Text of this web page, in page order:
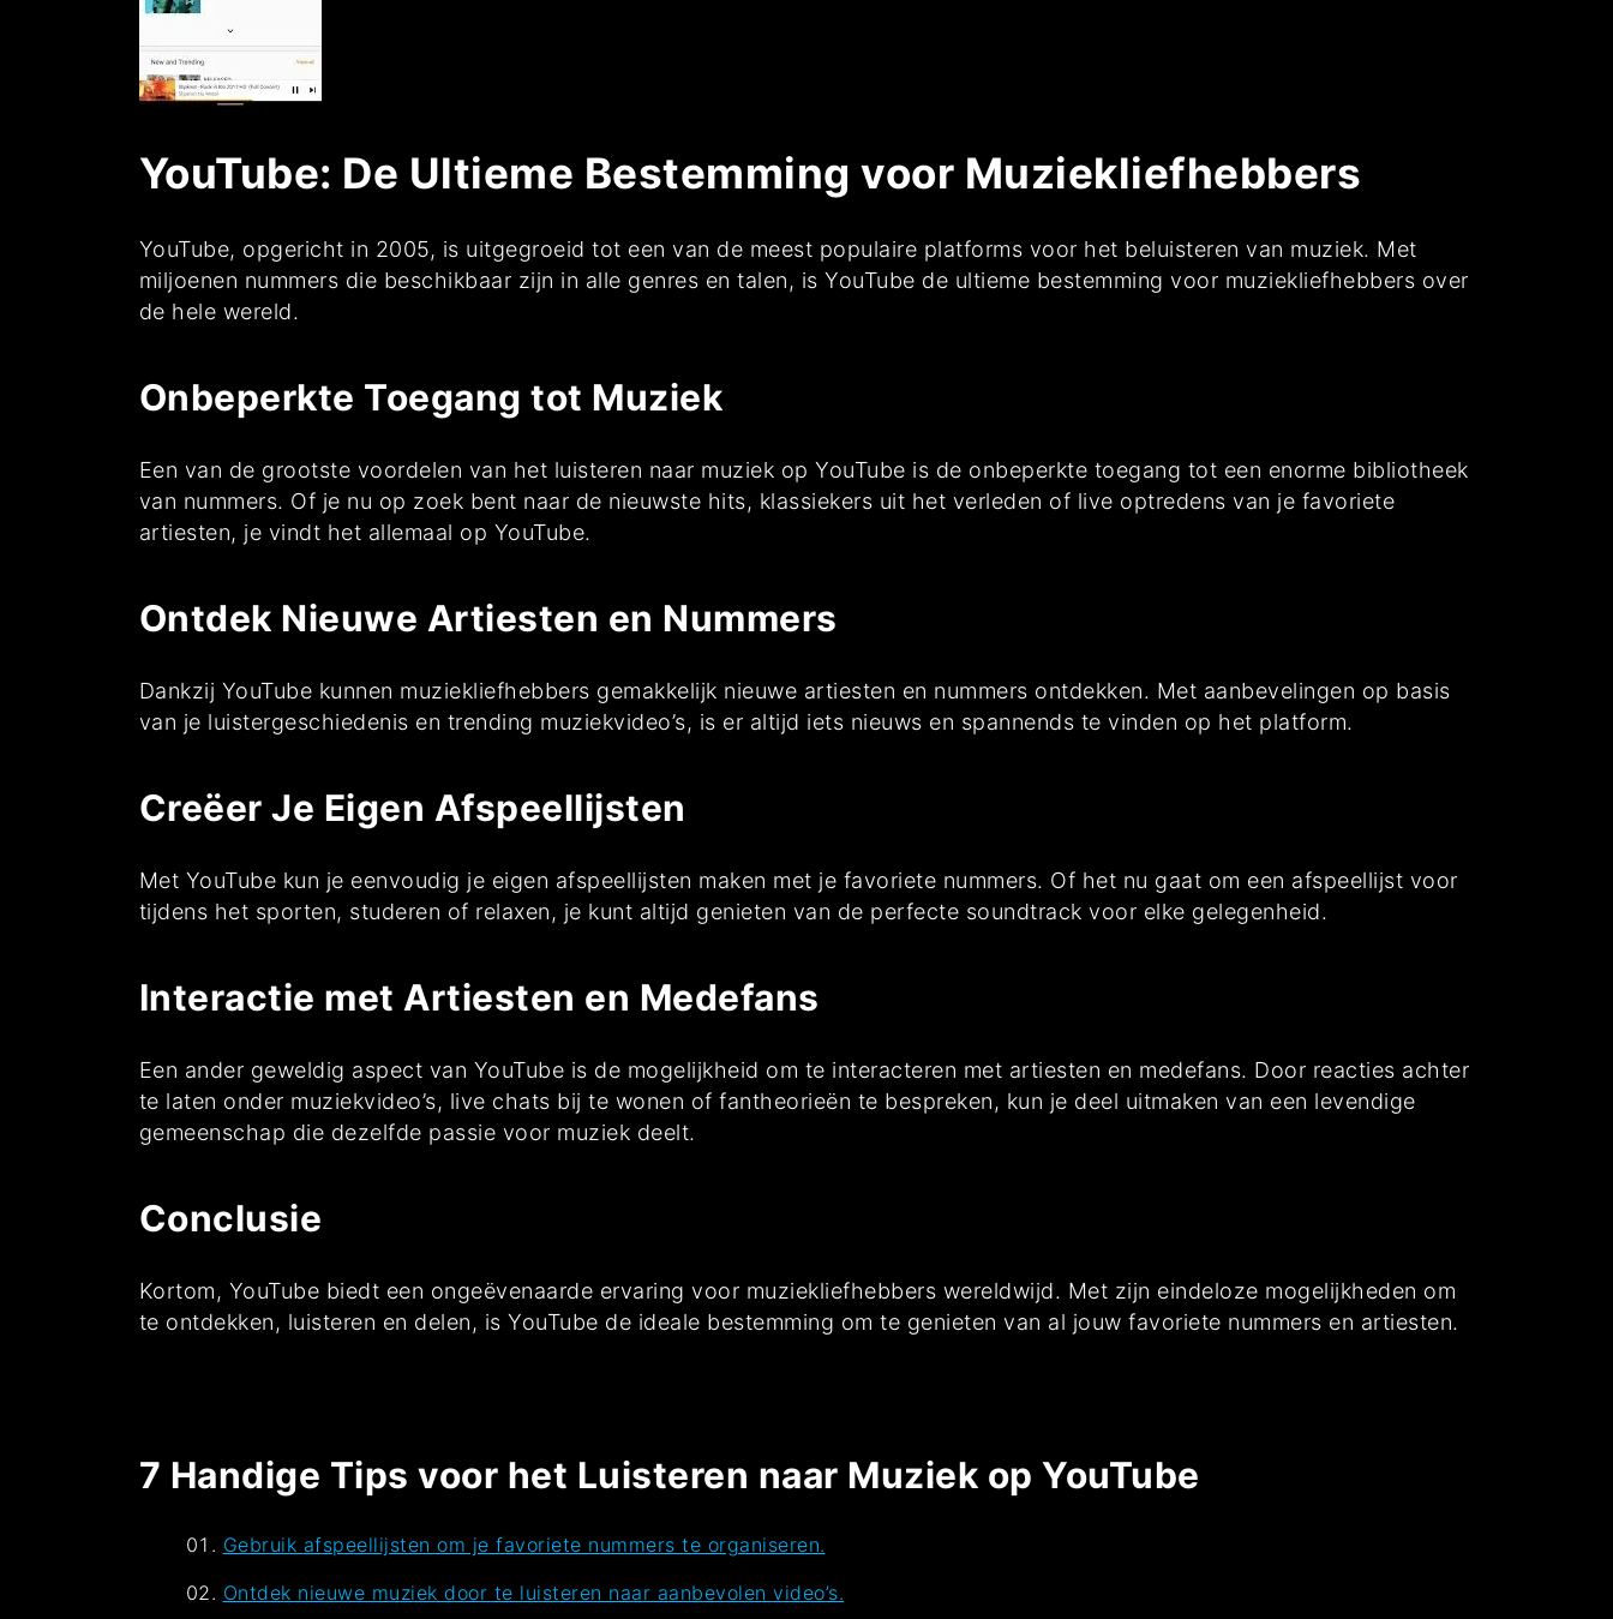
YouTube: De Ultieme Bestemming voor Muziekliefhebbers
YouTube, opgericht in 2005, is uitgegroeid tot een van de meest populaire platforms voor het beluisteren van muziek. Met
miljoenen nummers die beschikbaar zijn in alle genres en talen, is YouTube de ultieme bestemming voor muziekliefhebbers over
de hele wereld.
Onbeperkte Toegang tot Muziek
Een van de grootste voordelen van het luisteren naar muziek op YouTube is de onbeperkte toegang tot een enorme bibliotheek
van nummers. Of je nu op zoek bent naar de nieuwste hits, klassiekers uit het verleden of live optredens van je favoriete
artiesten, je vindt het allemaal op YouTube.
Ontdek Nieuwe Artiesten en Nummers
Dankzij YouTube kunnen muziekliefhebbers gemakkelijk nieuwe artiesten en nummers ontdekken. Met aanbevelingen op basis
van je luistergeschiedenis en trending muziekvideo’s, is er altijd iets nieuws en spannends te vinden op het platform.
Creëer Je Eigen Afspeellijsten
Met YouTube kun je eenvoudig je eigen afspeellijsten maken met je favoriete nummers. Of het nu gaat om een afspeellijst voor
tijdens het sporten, studeren of relaxen, je kunt altijd genieten van de perfecte soundtrack voor elke gelegenheid.
Interactie met Artiesten en Medefans
Een ander geweldig aspect van YouTube is de mogelijkheid om te interacteren met artiesten en medefans. Door reacties achter
te laten onder muziekvideo’s, live chats bij te wonen of fantheorieën te bespreken, kun je deel uitmaken van een levendige
gemeenschap die dezelfde passie voor muziek deelt.
Conclusie
Kortom, YouTube biedt een ongeëvenaarde ervaring voor muziekliefhebbers wereldwijd. Met zijn eindeloze mogelijkheden om
te ontdekken, luisteren en delen, is YouTube de ideale bestemming om te genieten van al jouw favoriete nummers en artiesten.
7 Handige Tips voor het Luisteren naar Muziek op YouTube
Gebruik afspeellijsten om je favoriete nummers te organiseren.
Ontdek nieuwe muziek door te luisteren naar aanbevolen video’s.